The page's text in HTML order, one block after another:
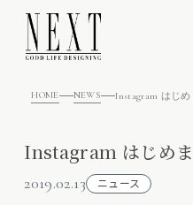
HOME NEWS Instagram はじめ
Instagram はじめ
2019.02.13 ニュース